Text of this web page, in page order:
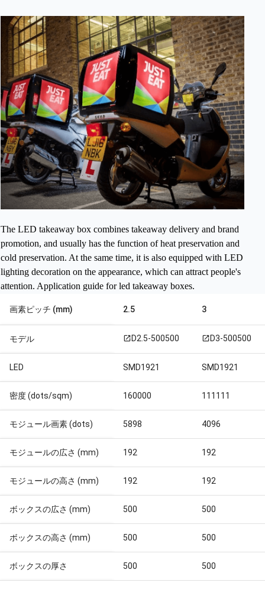
The LED takeaway box combines takeaway delivery and brand
promotion, and usually has the function of heat preservation and
cold preservation. At the same time, it is also equipped with LED
lighting decoration on the appearance, which can attract people's
attention. Application guide for led takeaway boxes.
画素ピッチ (mm) 2.5 3
モデル open_in_new D2.5-500500 open_in_new D3-500500
LED SMD1921 SMD1921
密度 (dots/sqm) 160000 111111
モジュール画素 (dots) 5898 4096
モジュールの広さ (mm) 192 192
モジュールの高さ (mm) 192 192
ボックスの広さ (mm) 500 500
ボックスの高さ (mm) 500 500
ボックスの厚さ 500 500